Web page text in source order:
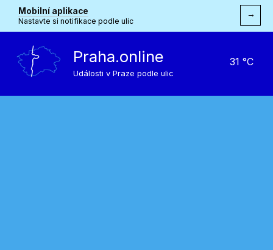
Mobilní aplikace
Nastavte si notifikace podle ulic
→
Praha.online
Události v Praze podle ulic
31 °C